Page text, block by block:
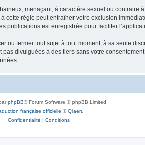
menaçant, à caractère sexuel ou contraire
règle peut entraîner votre exclusion
publications est enregistrée pour faciliter
fermer tout sujet à tout moment, à sa seule
divulguées à des tiers sans votre
phpBB® Forum Software © phpBB Limited
française officielle ©Qiaeru
Confidentialité | Conditions